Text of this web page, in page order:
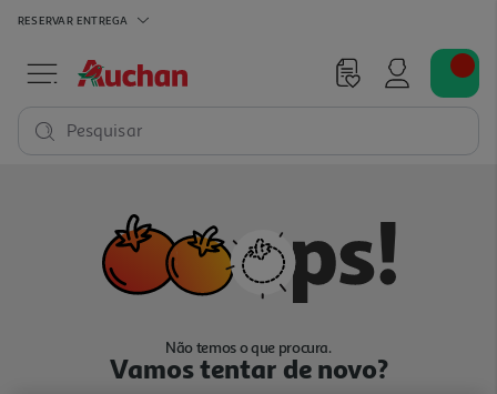
RESERVAR ENTREGA
Pesquisar
Não temos o que procura.
Vamos tentar de novo?